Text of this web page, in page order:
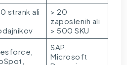
strank ali
> 20
zaposlenih ali
> 500 SKU
SAP,
Microsoft